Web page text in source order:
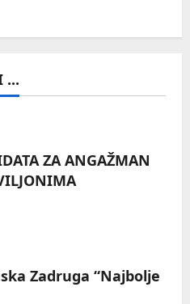
...
ZA ANGAŽMAN
Zadruga “Najbolje